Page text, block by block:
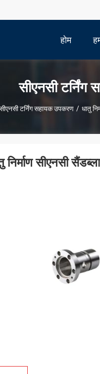
होम
सीएनसी टर्निंग
टर्निंग सहायक उपकरण / धातु
निर्माण सीएनसी